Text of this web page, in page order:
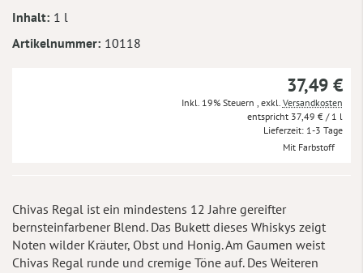
Inhalt 1 l
Artikelnummer 10118
37,49 €
Inkl. 19% Steuern exkl. Versandkosten
37,49 € / 1 l
Lieferzeit 1-3 Tage
Mit Farbstoff
Chivas Regal ist ein mindestens 12 Jahre gereifter
bernsteinfarbener Blend. Das Bukett dieses Whiskys zeigt
Noten wilder Kräuter, Obst und Honig. Am Gaumen weist
Chivas Regal runde und cremige Töne auf. Des Weiteren